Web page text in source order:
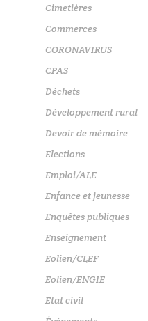
Cimetières
Commerces
CORONAVIRUS
CPAS
Déchets
Développement rural
Devoir de mémoire
Elections
Emploi/ALE
Enfance et jeunesse
Enquêtes publiques
Enseignement
Eolien/CLEF
Eolien/ENGIE
Etat civil